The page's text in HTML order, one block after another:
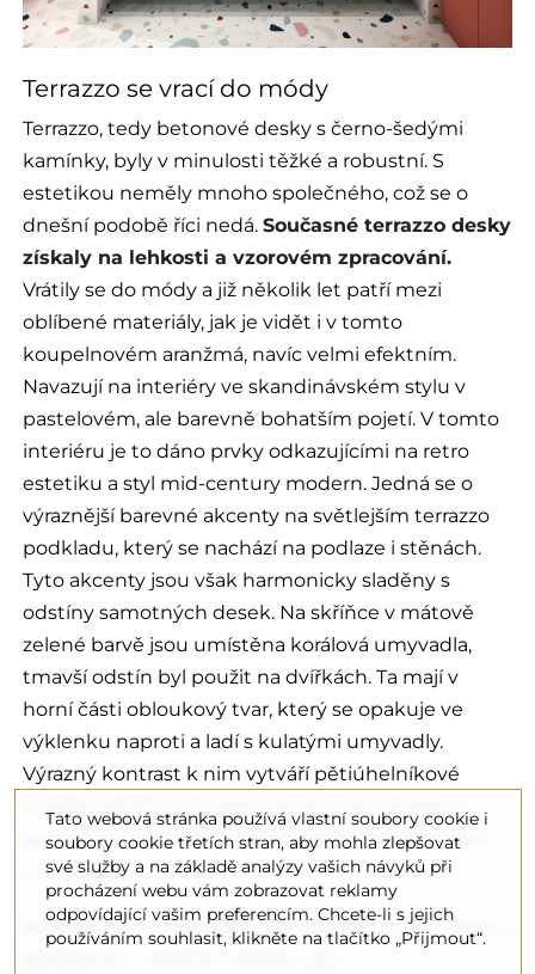
Terrazzo se vrací do módy
Terrazzo, tedy betonové desky s černo-šedými
kamínky, byly v minulosti těžké a robustní. S
estetikou neměly mnoho společného, což se o
dnešní podobě říci nedá.Současné terrazzo desky
získaly na lehkosti a vzorovém zpracování.
Vrátily se do módy a již několik let patří mezi
oblíbené materiály, jak je vidět i v tomto
koupelnovém aranžmá, navíc velmi efektním.
Navazují na interiéry ve skandinávském stylu v
pastelovém, ale barevně bohatším pojetí. V tomto
interiéru je to dáno prvky odkazujícími na retro
estetiku a styl mid-century modern. Jedná se o
výraznější barevné akcenty na světlejším terrazzo
podkladu, který se nachází na podlaze i stěnách.
Tyto akcenty jsou však harmonicky sladěny s
odstíny samotných desek. Na skříňce v mátově
zelené barvě jsou umístěna korálová umyvadla,
tmavší odstín byl použit na dvířkách. Ta mají v
horní části obloukový tvar, který se opakuje ve
výklenku naproti a ladí s kulatými umyvadly.
Výrazný kontrast k nim vytváří pětiúhelníkové
spodní roh se ideálně začleňuje do prostoru mezi
umyvadly.
Na fotografii: Zrcadlo geometrického tvaru v rámu s
Tato webová stránka používá vlastní soubory cookie i
soubory cookie třetích stran, aby mohla zlepšovat
své služby a na základě analýzy vašich návyků při
procházení webu vám zobrazovat reklamy
odpovídající vašim preferencím. Chcete-li s jejich
používáním souhlasit, klikněte na tlačítko „Přijmout“.